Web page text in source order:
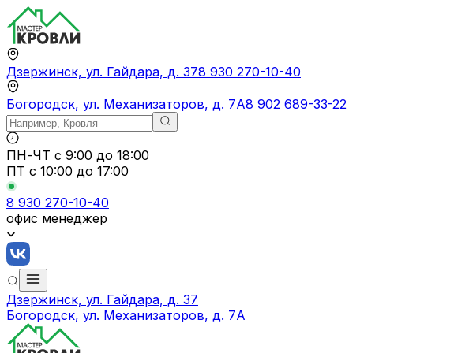
Дзержинск, ул. Гайдара, д. 378 930 270-10-40
Богородск, ул. Механизаторов, д. 7А8 902 689-33-22
ПН-ЧТ с 9:00 до 18:00
ПТ с 10:00 до 17:00
8 930 270-10-40
офис менеджер
Дзержинск, ул. Гайдара, д. 37
Богородск, ул. Механизаторов, д. 7А